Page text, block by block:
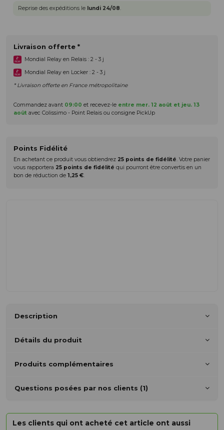
Reprise des expéditions le lundi 24/08.
Livraison offerte *
Mondial Relay en Relais : 2 - 3 j
Mondial Relay en Locker : 2 - 3 j
* Livraison offerte en France métropolitaine
Commandez avant 09:00 et recevez-le entre mer. 12 août et jeu. 13
août avec Colissimo - Point Relais ou consigne PickUp
Points Fidélité
En achetant ce produit vous obtiendrez 25 points de fidélité. Votre panier
vous rapportera 25 points de fidélité qui pourront être convertis en un
bon de réduction de 1,25 €.
Description
Détails du produit
Produits complémentaires
Questions posées par nos clients (1)
Les clients qui ont acheté cet article ont aussi